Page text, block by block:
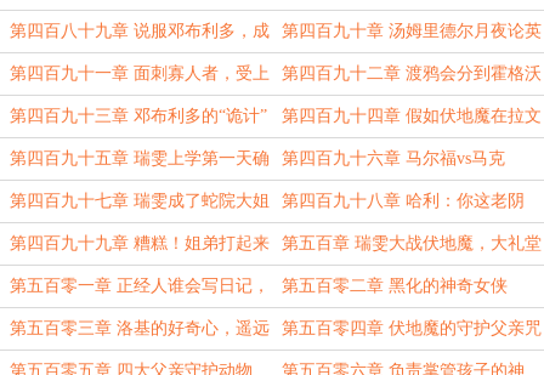
沃茨留学之问题
第四百八十九章 说服邓布利多，成
功入学
第四百九十章 汤姆里德尔月夜论英
雄
第四百九十一章 面刺寡人者，受上
赏，尽管说出爸爸的缺点
第四百九十二章 渡鸦会分到霍格沃
茨哪个学院？
第四百九十三章 邓布利多的“诡计” 第四百九十四章 假如伏地魔在拉文
卡劳
第四百九十五章 瑞雯上学第一天确
立蛇院地位
第四百九十六章 马尔福vs马克
第四百九十七章 瑞雯成了蛇院大姐
头
第四百九十八章 哈利：你这老阴
货！
第四百九十九章 糟糕！姐弟打起来
了！
第五百章 瑞雯大战伏地魔，大礼堂
危机
第五百零一章 正经人谁会写日记，
汤姆里德尔：我！
第五百零二章 黑化的神奇女侠
第五百零三章 洛基的好奇心，遥远
的少女
第五百零四章 伏地魔的守护父亲咒
第五百零五章 四大父亲守护动物 第五百零六章 负责掌管孩子的神